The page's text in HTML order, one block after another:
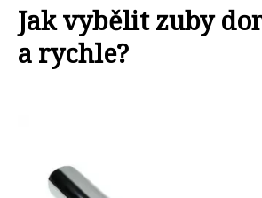
Jak vybělit zuby
a rychle?